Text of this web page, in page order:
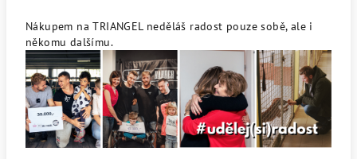
Nákupem na TRIANGEL neděláš radost pouze sobě, ale i
někomu dalšímu.